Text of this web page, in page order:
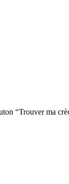
“Trouver ma